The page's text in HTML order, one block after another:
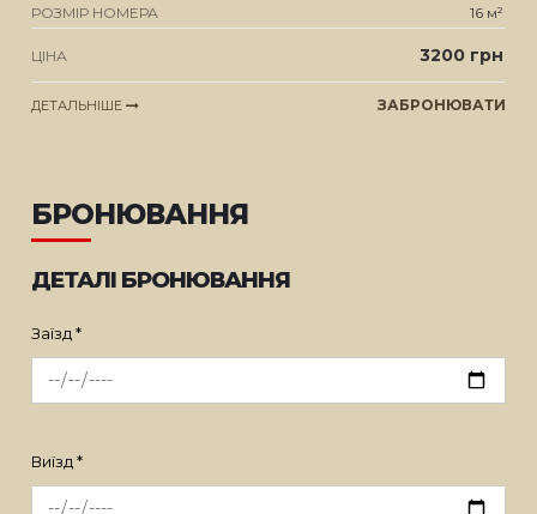
РОЗМІР НОМЕРА
16 м²
ЦІНА 3200 грн
ДЕТАЛЬНІШЕ ЗАБРОНЮВАТИ
БРОНЮВАННЯ
ДЕТАЛІ БРОНЮВАННЯ
Заїзд *
Виїзд *